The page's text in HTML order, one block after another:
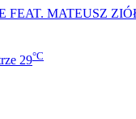
FEAT. MATEUSZ
29°C